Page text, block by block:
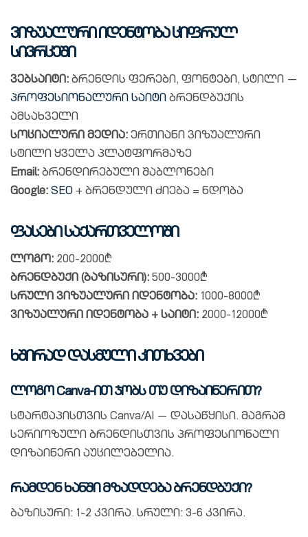
ვიზუალური იდენტობა ციფრულ
სივრცეში
ვებსაიტი: ბრენდის ფერები, ფონტები, სტილი —
პროფესიონალური საიტი ბრენდბუქის
ამსახველი
სოციალური მედია: ერთიანი ვიზუალური
სტილი ყველა პლატფორმაზე
Email: ბრენდირებული შაბლონები
Google: SEO + ბრენდული ძიება = ნდობა
ფასები საქართველოში
ლოგო: 200-2000₾
ბრენდბუქი (ბაზისური): 500-3000₾
სრული ვიზუალური იდენტობა: 1000-8000₾
ვიზუალური იდენტობა + საიტი: 2000-12000₾
ხშირად დასმული კითხვები
ლოგო Canva-ით ჯობს თუ დიზაინერით?
სტარტაპისთვის Canva/AI — დასაწყისი. მაგრამ
სერიოზული ბრენდისთვის პროფესიონალი
დიზაინერი აუცილებელია.
რამდენ ხანში მზადდება ბრენდბუქი?
ბაზისური: 1-2 კვირა. სრული: 3-6 კვირა.